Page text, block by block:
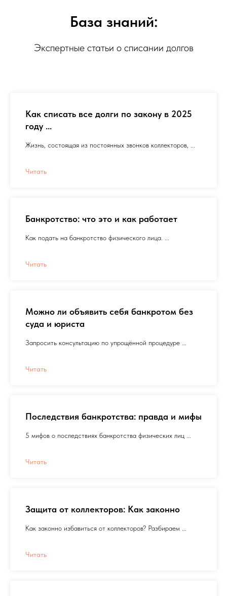
База знаний:
Экспертные статьи о списании долгов
Как списать все долги по закону в 2025
году ...
Жизнь, состоящая из постоянных звонков коллекторов, ...
Читать
Банкротство: что это и как работает
Как подать на банкротство физического лица. ...
Читать
Можно ли объявить себя банкротом без
суда и юриста
Запросить консультацию по упрощённой процедуре ...
Читать
Последствия банкротства: правда и мифы
5 мифов о последствиях банкротства физических лиц ...
Читать
Защита от коллекторов: Как законно
Как законно избавиться от коллекторов? Разбираем ...
Читать